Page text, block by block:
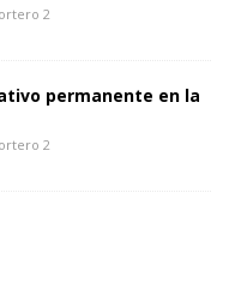
2
permanente en la
2